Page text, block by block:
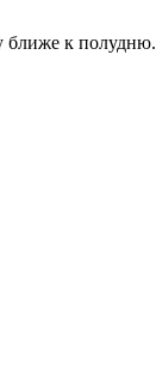
ближе к полудню.